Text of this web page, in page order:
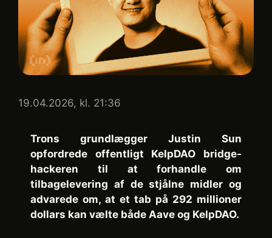
19.04.2026, kl. 21:36
Trons grundlægger Justin Sun
opfordrede offentligt KelpDAO bridge-
hackeren til at forhandle om
tilbagelevering af de stjålne midler og
advarede om, at et tab på 292 millioner
dollars kan vælte både Aave og KelpDAO.